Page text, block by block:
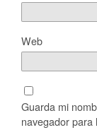
Web
Guarda mi
navegador para